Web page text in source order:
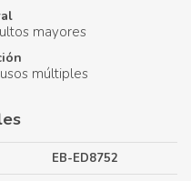
mayores
múltiples
EB-ED8752